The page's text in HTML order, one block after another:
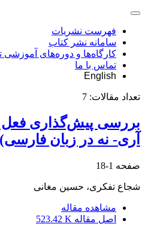
فهرست نشریات
سامانه نشر کتاب
کارگاه‌ها و دوره‌های
تماس با ما
English
تعداد مقالات: 7
بررسی پیش‌گذاری
آری‌-‌ نه در زبان
صفحه 1-18
شجاع تفکری، حسین مغانی
مشاهده مقاله
اصل مقاله 523.42 K